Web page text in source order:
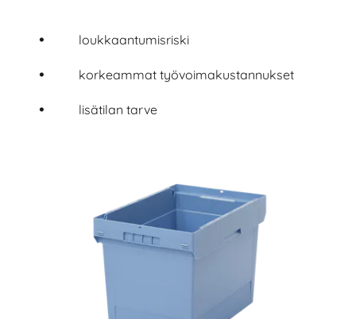
loukkaantumisriski
korkeammat työvoimakustannukset
lisätilan tarve